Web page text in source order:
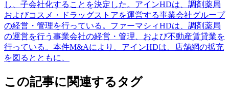
し、子会社化することを決定した。アインHDは、調剤薬局
およびコスメ・ドラッグストアを運営する事業会社グループ
の経営・管理を行っている。ファーマシィHDは、調剤薬局
の運営を行う事業会社の経営・管理、および不動産賃貸業を
行っている。本件M&Aにより、アインHDは、店舗網の拡充
を図るとともに、
この記事に関連するタグ